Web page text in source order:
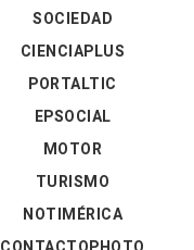
SOCIEDAD
CIENCIAPLUS
PORTALTIC
EPSOCIAL
MOTOR
TURISMO
NOTIMÉRICA